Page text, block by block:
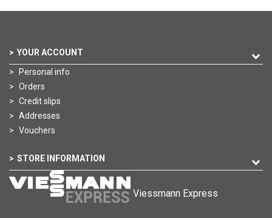
YOUR ACCOUNT
Personal info
Orders
Credit slips
Addresses
Vouchers
STORE INFORMATION
Viessmann Express